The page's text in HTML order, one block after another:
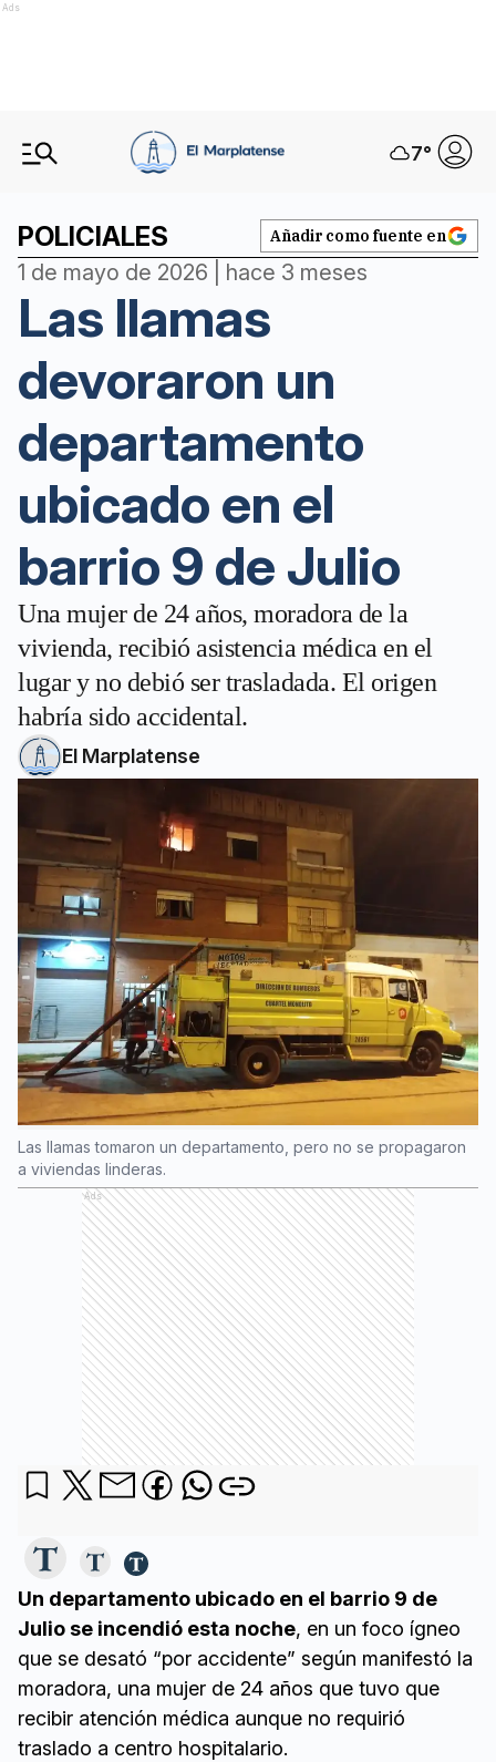
Ads
7°
POLICIALES Añadir como fuente en
1 de mayo de 2026 | hace 3 meses
Las llamas
devoraron un
departamento
ubicado en el
barrio 9 de Julio
Una mujer de 24 años, moradora de la
vivienda, recibió asistencia médica en el
lugar y no debió ser trasladada. El origen
habría sido accidental.
El Marplatense
Las llamas tomaron un departamento, pero no se propagaron
a viviendas linderas.
Ads
Un departamento ubicado en el barrio 9 de
Julio se incendió esta noche, en un foco ígneo
que se desató “por accidente” según manifestó la
moradora, una mujer de 24 años que tuvo que
recibir atención médica aunque no requirió
traslado a centro hospitalario.